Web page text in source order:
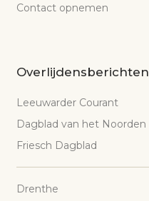
Contact opnemen
Overlijdensberichten
Leeuwarder Courant
Dagblad van het Noorden
Friesch Dagblad
Drenthe